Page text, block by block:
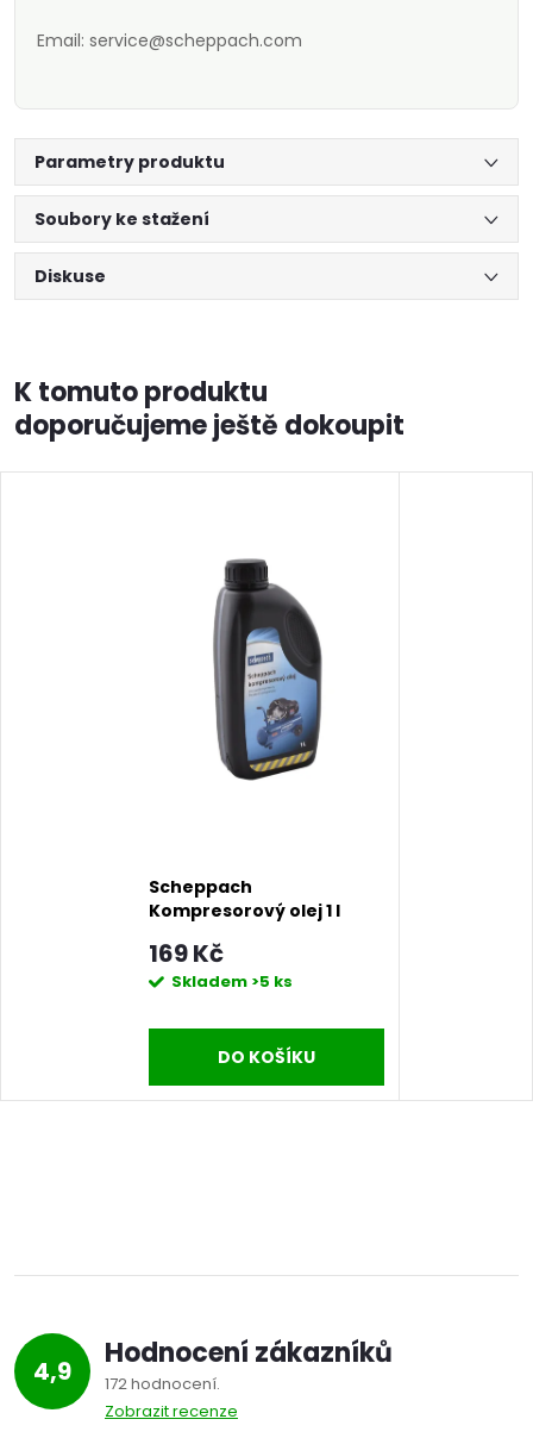
Email: service@scheppach.com
Parametry produktu
Soubory ke stažení
Diskuse
K tomuto produktu
doporučujeme ještě dokoupit
Scheppach
Kompresorový olej 1 l
169 Kč
Skladem >5 ks
DO KOŠÍKU
4,9 Hodnocení zákazníků
172 hodnocení
Zobrazit recenze